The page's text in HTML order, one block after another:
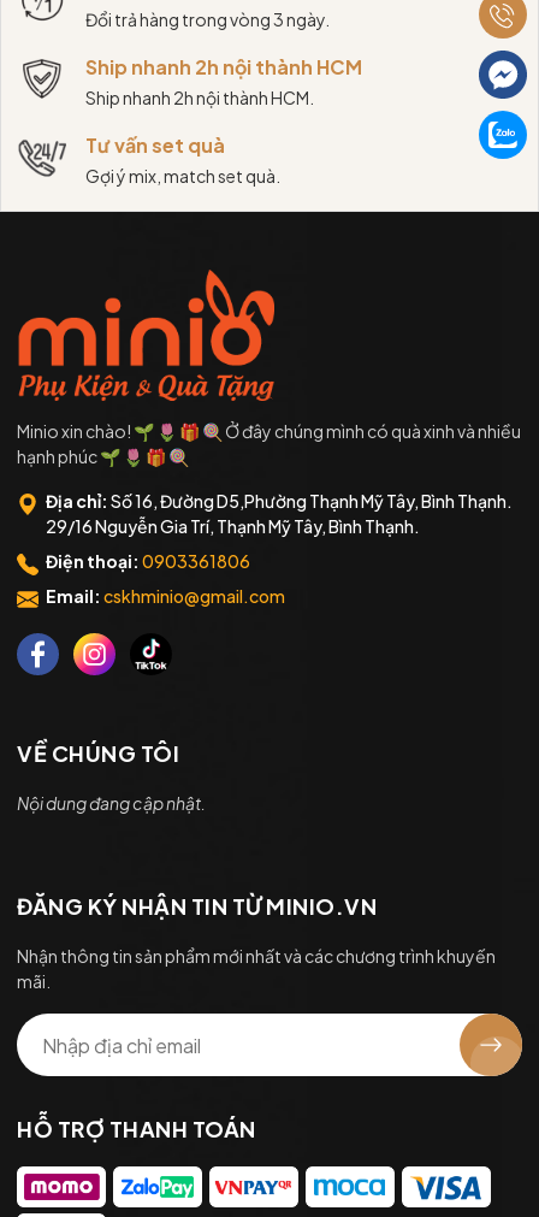
Đổi trả hàng trong vòng 3 ngày.
Ship nhanh 2h nội thành HCM
Ship nhanh 2h nội thành HCM.
Tư vấn set quà
Gợi ý mix, match set quà.
Minio xin chào! 🌱 🌷 🎁 🍭 Ở đây chúng mình có quà xinh và nhiều
hạnh phúc 🌱 🌷 🎁 🍭
Địa chỉ: Số 16, Đường D5,Phường Thạnh Mỹ Tây, Bình Thạnh.
29/16 Nguyễn Gia Trí, Thạnh Mỹ Tây, Bình Thạnh.
Điện thoại: 0903361806
Email: cskhminio@gmail.com
VỀ CHÚNG TÔI
Nội dung đang cập nhật.
ĐĂNG KÝ NHẬN TIN TỪ MINIO.VN
Nhận thông tin sản phẩm mới nhất và các chương trình khuyến
mãi.
HỖ TRỢ THANH TOÁN